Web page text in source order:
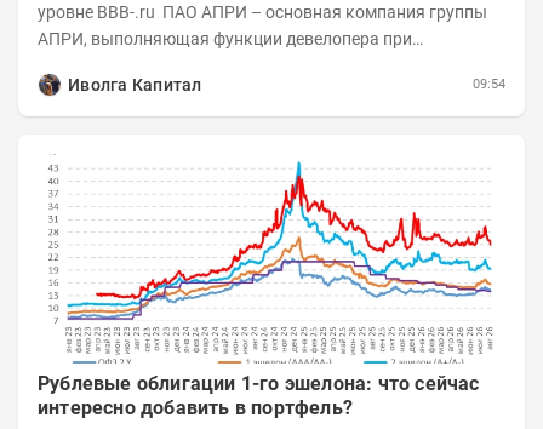
уровне BBB-.ru ПАО АПРИ – основная компания группы
АПРИ, выполняющая функции девелопера при
Иволга Капитал
09:54
Рублевые облигации 1-го эшелона: что сейчас
интересно добавить в портфель?